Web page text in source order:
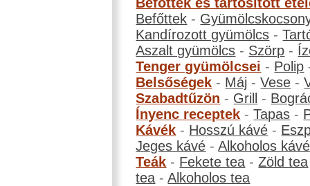
Befőttek -
Kandírozott gyümölcs -
Aszalt gyümölcs - Szörp -
Tenger gyümölcsei - Polip
Belsőségek - Máj -Vese -
Szabadtűzön - Grill -
Ínyenc receptek -Tapas -
Kávék - Hosszú kávé -
Jeges kávé -Alkoholos kávé
Teák - Fekete tea -Zöld tea
tea -Alkoholos tea